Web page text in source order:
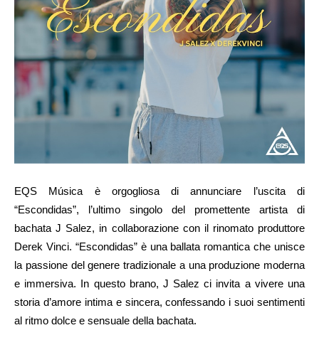
EQS Música è orgogliosa di annunciare l’uscita di
“Escondidas”, l’ultimo singolo del promettente artista di
bachata J Salez, in collaborazione con il rinomato produttore
Derek Vinci. “Escondidas” è una ballata romantica che unisce
la passione del genere tradizionale a una produzione moderna
e immersiva. In questo brano, J Salez ci invita a vivere una
storia d’amore intima e sincera, confessando i suoi sentimenti
al ritmo dolce e sensuale della bachata.